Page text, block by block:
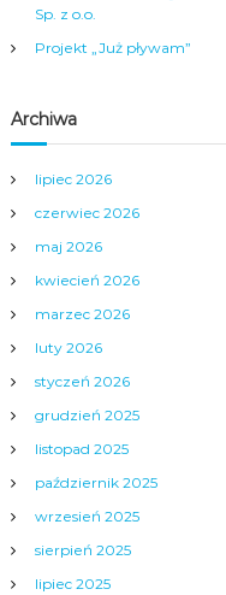
Sp. z o.o.
Projekt „Już pływam”
Archiwa
lipiec 2026
czerwiec 2026
maj 2026
kwiecień 2026
marzec 2026
luty 2026
styczeń 2026
grudzień 2025
listopad 2025
październik 2025
wrzesień 2025
sierpień 2025
lipiec 2025